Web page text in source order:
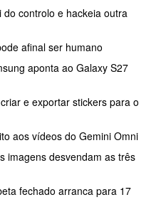
controlo e hackeia outra
afinal ser humano
aponta ao Galaxy S27
e exportar stickers para o
aos vídeos do Gemini Omni
imagens desvendam as três
fechado arranca para 17